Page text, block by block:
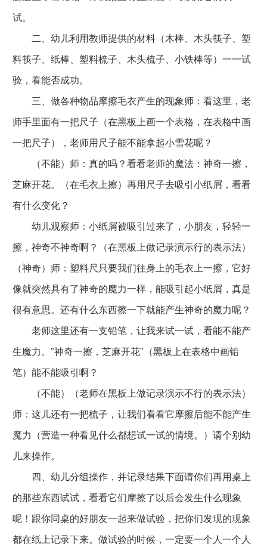
试。
二、幼儿利用教师提供的材料（木棒、木头筷子、塑
料筷子、纸棒、塑料梳子、木头梳子、小铁棒等）一一试
验，看能否成功。
三、做各种物品摩擦毛衣产生的现象师：看这里，老
师手里面有一把尺子（在黑板上画一个表格，在表格中画
一把尺子），老师用尺子能不能拿起小雪花呢？
（不能）师：真的吗？看看老师的魔法：神奇一擦，
芝麻开花。（在毛衣上擦）再用尺子去吸引小纸屑，看看
有什么变化？
幼儿观察师：小纸屑被吸引过来了，小朋友，轻轻一
擦，神奇不神奇啊？（在黑板上做记录演示行的表示法）
（神奇）师：塑料尺只要我们往身上的毛衣上一擦，它好
像就突然具有了神奇的魔力一样，能吸引起小纸屑，真是
很有意思。还有什么东西擦一下就能产生神奇的魔力呢？
老师这里还有一支铅笔，让我来试一试，看能不能产
生魔力。"神奇一擦，芝麻开花"（黑板上在表格中画铅
笔）能不能吸引啊？
（不能）（老师在黑板上做记录演示不行的表示法）
师：这儿还有一把梳子，让我们看看它摩擦后能不能产生
魔力（营造一种看见什么都想试一试的情境。）请个别幼
儿来操作。
四、幼儿分组操作，并记录结果下面请你们再用桌上
的那些东西试试，看看它们摩擦了以后会发生什么现象
呢！跟你同桌的好朋友一起来做试验，把你们发现的现象
都在纸上记录下来。做试验的时候，一定要一个人一个人